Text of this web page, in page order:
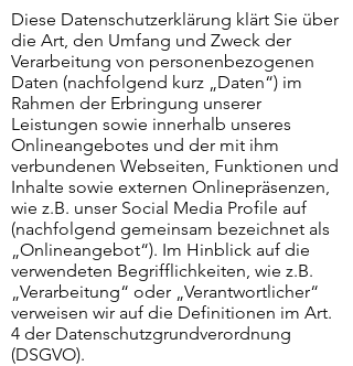
Diese Datenschutzerklärung klärt Sie über
die Art, den Umfang und Zweck der
Verarbeitung von personenbezogenen
Daten (nachfolgend kurz „Daten“) im
Rahmen der Erbringung unserer
Leistungen sowie innerhalb unseres
Onlineangebotes und der mit ihm
verbundenen Webseiten, Funktionen und
Inhalte sowie externen Onlinepräsenzen,
wie z.B. unser Social Media Profile auf
(nachfolgend gemeinsam bezeichnet als
„Onlineangebot“). Im Hinblick auf die
verwendeten Begrifflichkeiten, wie z.B.
„Verarbeitung“ oder „Verantwortlicher“
verweisen wir auf die Definitionen im Art.
4 der Datenschutzgrundverordnung
(DSGVO).